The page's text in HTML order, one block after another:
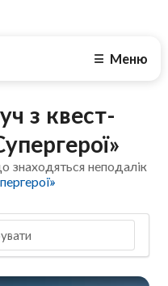
☰ Меню
з квест-
знаходяться неподалік